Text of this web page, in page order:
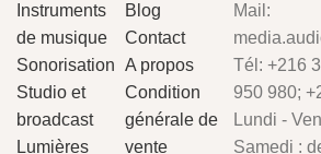
Instruments
de musique
Sonorisation
Studio et
broadcast
Lumières
Blog
Contact
A propos
Condition
générale de
vente
Mail:
Tél: +216
950 980;
Lundi -
Samedi :